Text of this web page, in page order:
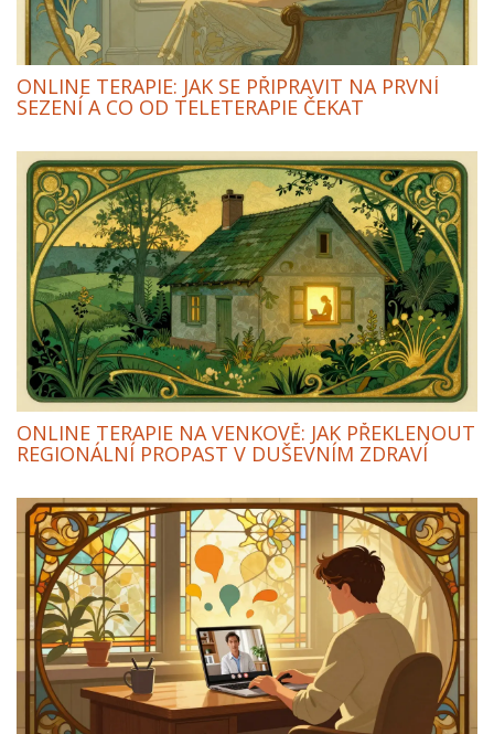
ONLINE TERAPIE: JAK SE PŘIPRAVIT NA PRVNÍ
SEZENÍ A CO OD TELETERAPIE ČEKAT
ONLINE TERAPIE NA VENKOVĚ: JAK PŘEKLENOUT
REGIONÁLNÍ PROPAST V DUŠEVNÍM ZDRAVÍ